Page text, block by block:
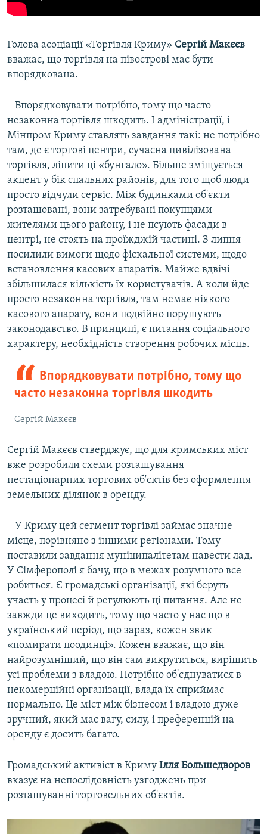
Голова асоціації «Торгівля Криму» Сергій Макєєв
вважає, що торгівля на півострові має бути
впорядкована.
‒ Впорядковувати потрібно, тому що часто
незаконна торгівля шкодить. І адміністрації, і
Мінпром Криму ставлять завдання такі: не потрібно
там, де є торгові центри, сучасна цивілізована
торгівля, ліпити ці «бунгало». Більше зміщується
акцент у бік спальних районів, для того щоб люди
просто відчули сервіс. Між будинками об'єкти
розташовані, вони затребувані покупцями ‒
жителями цього району, і не псують фасади в
центрі, не стоять на проїжджій частині. З липня
посилили вимоги щодо фіскальної системи, щодо
встановлення касових апаратів. Майже вдвічі
збільшилася кількість їх користувачів. А коли йде
просто незаконна торгівля, там немає ніякого
касового апарату, вони подвійно порушують
законодавство. В принципі, є питання соціального
характеру, необхідність створення робочих місць.
Впорядковувати потрібно, тому що
часто незаконна торгівля шкодить
Сергій Макєєв
Сергій Макєєв стверджує, що для кримських міст
вже розробили схеми розташування
нестаціонарних торгових об'єктів без оформлення
земельних ділянок в оренду.
‒ У Криму цей сегмент торгівлі займає значне
місце, порівняно з іншими регіонами. Тому
поставили завдання муніципалітетам навести лад.
У Сімферополі я бачу, що в межах розумного все
робиться. Є громадські організації, які беруть
участь у процесі й регулюють ці питання. Але не
завжди це виходить, тому що часто у нас що в
український період, що зараз, кожен звик
«помирати поодинці». Кожен вважає, що він
найрозумніший, що він сам викрутиться, вирішить
усі проблеми з владою. Потрібно об'єднуватися в
некомерційні організації, влада їх сприймає
нормально. Це міст між бізнесом і владою дуже
зручний, який має вагу, силу, і преференцій на
оренду є досить багато.
Громадський активіст в Криму Ілля Большедворов
вказує на непослідовність узгоджень при
розташуванні торговельних об'єктів.